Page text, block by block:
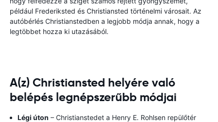
például Frederiksted és Christiansted történelmi városait. Az
autóbérlés Christianstedben a legjobb módja annak, hogy a
legtöbbet hozza ki utazásából.
A(z) Christiansted helyére való
belépés legnépszerűbb módjai
Légi úton – Christianstedet a Henry E. Rohlsen repülőtér